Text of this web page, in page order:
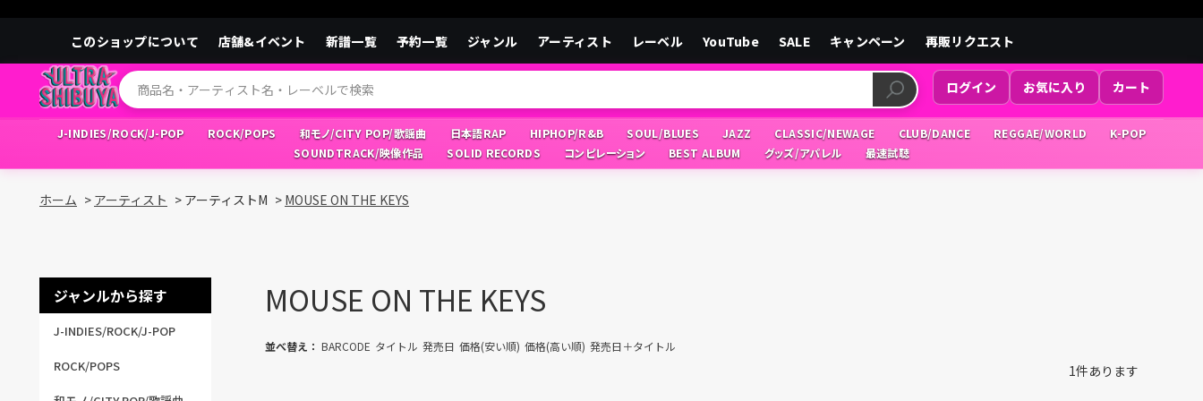
このショップについて 店舗&イベント 新譜一覧 予約一覧 ジャンル アーティスト レーベル YouTube SALE キャンペーン 再販リクエスト
ログイン お気に入り カート
J-INDIES/ROCK/J-POP ROCK/POPS 和モノ/CITY POP/歌謡曲 日本語RAP HIPHOP/R&B SOUL/BLUES JAZZ CLASSIC/NEWAGE CLUB/DANCE REGGAE/WORLD
K-POP
SOUNDTRACK/映像作品
SOLID RECORDS コンピレーション BEST ALBUM グッズ/アパレル 最速試聴
ホーム > アーティスト > アーティストM > MOUSE ON THE KEYS
ジャンルから探す
J-INDIES/ROCK/J-POP
ROCK/POPS
MOUSE ON THE KEYS
並べ替え： BARCODE タイトル 発売日 価格(安い順) 価格(高い順) 発売日＋タイトル
1件あります